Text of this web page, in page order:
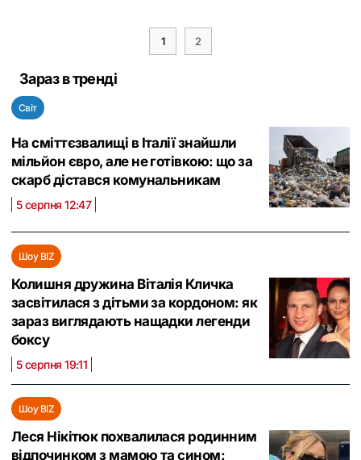
1 2
Зараз в тренді
Світ
На сміттєзвалищі в Італії знайшли
мільйон євро, але не готівкою: що за
скарб дістався комунальникам
5 серпня 12:47
Шоу BIZ
Колишня дружина Віталія Кличка
засвітилася з дітьми за кордоном: як
зараз виглядають нащадки легенди
боксу
5 серпня 19:11
Шоу BIZ
Леся Нікітюк похвалилася родинним
відпочинком з мамою та сином: